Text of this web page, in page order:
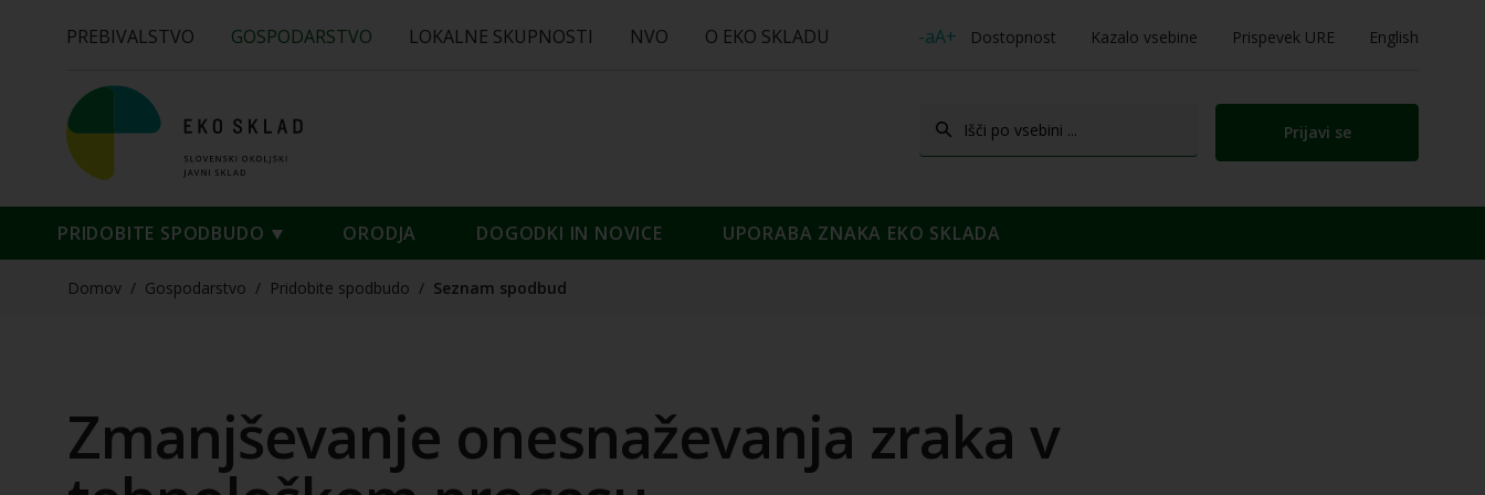
PREBIVALSTVO GOSPODARSTVO LOKALNE SKUPNOSTI NVO O EKO SKLADU -aA+ Dostopnost Kazalo vsebine Prispevek URE English
Prijavi se
PRIDOBITE SPODBUDO ORODJA DOGODKI IN NOVICE UPORABA ZNAKA EKO SKLADA
Domov / Gospodarstvo / Pridobite spodbudo / Seznam spodbud
Zmanjševanje onesnaževanja zraka v